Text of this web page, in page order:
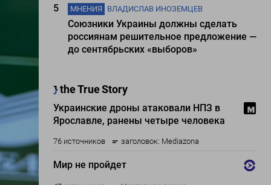
5
МНЕНИЯ ВЛАДИСЛАВ ИНОЗЕМЦЕВ
Союзники Украины должны сделать
россиянам решительное предложение —
до сентябрьских «выборов»